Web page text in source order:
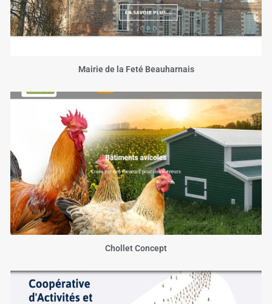
Mairie de la Feté Beauharnais
Chollet Concept